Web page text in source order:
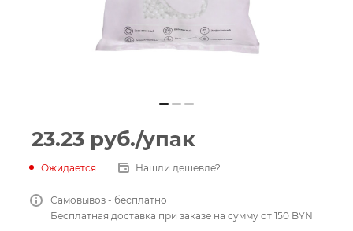
23.23 руб./упак
Ожидается Нашли дешевле?
Самовывоз - бесплатно
Бесплатная доставка при заказе на сумму от 150 BYN